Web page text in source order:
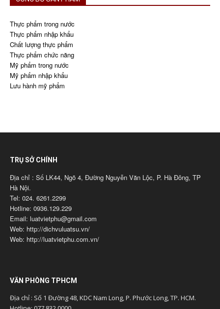
Thực phẩm trong nước
Thực phẩm nhập khẩu
Chất lượng thực phẩm
Thực phẩm chức năng
Mỹ phẩm trong nước
Mỹ phẩm nhập khẩu
Lưu hành mỹ phẩm
TRỤ SỞ CHÍNH
Địa chỉ : Số LK44, Ngõ 4, Đường Nguyễn Văn Lộc, P. Hà Đông, TP
Hà Nội.
Tel: 024. 6261.2299
Hotline: 0936.129.229
Email: luatvietphu@gmail.com
Web: http://dichvuluatsu.vn/
Web: http://luatvietphu.com.vn/
VĂN PHÒNG TPHCM
Địa chỉ : Số 1 Đường 48, KDC Nam Long, P. Phước Long, TP. HCM.